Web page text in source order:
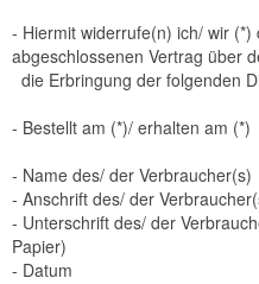
- Hiermit widerrufe(n) ich/ wir (*)
abgeschlossenen Vertrag über
die Erbringung der folgenden
- Bestellt am (*)/ erhalten am (*)
- Name des/ der Verbraucher(s)
- Anschrift des/ der
- Unterschrift des/ der
Papier)
- Datum